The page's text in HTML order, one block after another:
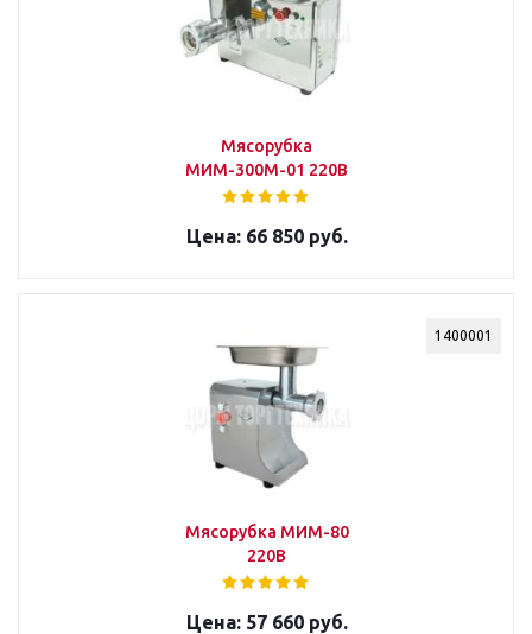
Мясорубка
МИМ-300М-01 220В
66 850 руб.
1400001
Мясорубка МИМ-80
220В
57 660 руб.